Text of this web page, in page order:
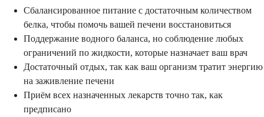
Сбалансированное питание с достаточным количеством
белка, чтобы помочь вашей печени восстановиться
Поддержание водного баланса, но соблюдение любых
ограничений по жидкости, которые назначает ваш врач
Достаточный отдых, так как ваш организм тратит энергию
на заживление печени
Приём всех назначенных лекарств точно так, как
предписано